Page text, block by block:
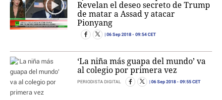
Revelan el deseo secreto de Trump
de matar a Assad y atacar
Pionyang
06 Sep 2018 - 09:54 CET
‘La niña más guapa del mundo’ va
al colegio por primera vez
PERIODISTA DIGITAL 06 Sep 2018 - 09:55 CET